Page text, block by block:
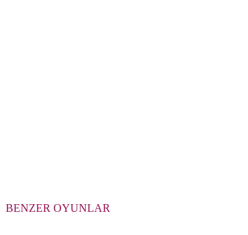
BENZER OYUNLAR